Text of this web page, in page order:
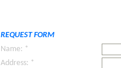
REQUEST FORM
Name: *
Address: *